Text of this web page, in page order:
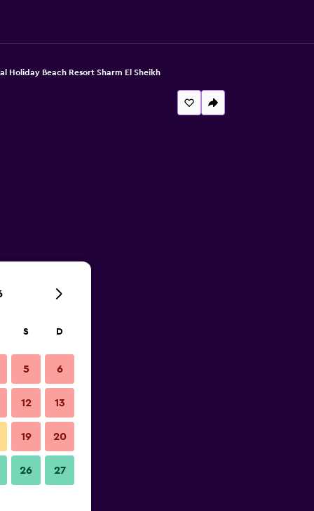
Holiday Beach Resort Sharm El Sheikh
S D
5 6
12 13
19 20
26 27